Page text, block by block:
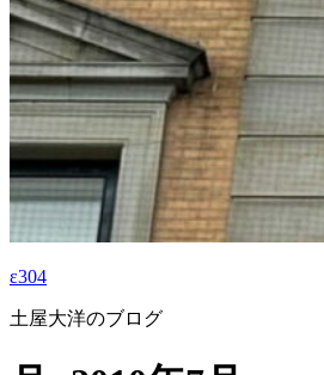
ε304
土屋大洋のブログ